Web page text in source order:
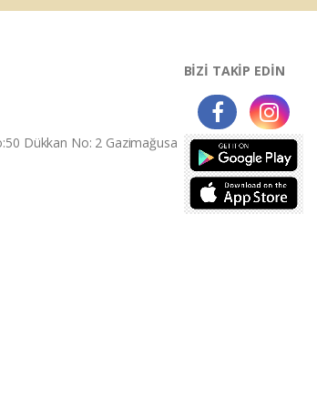
Dükkan No: 2 Gazimağusa
BİZİ TAKİP EDİN